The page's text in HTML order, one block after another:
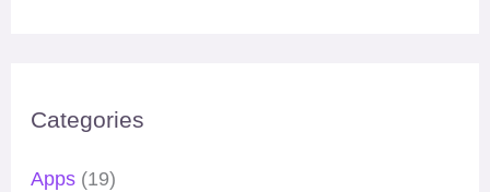
Categories
Apps(19)